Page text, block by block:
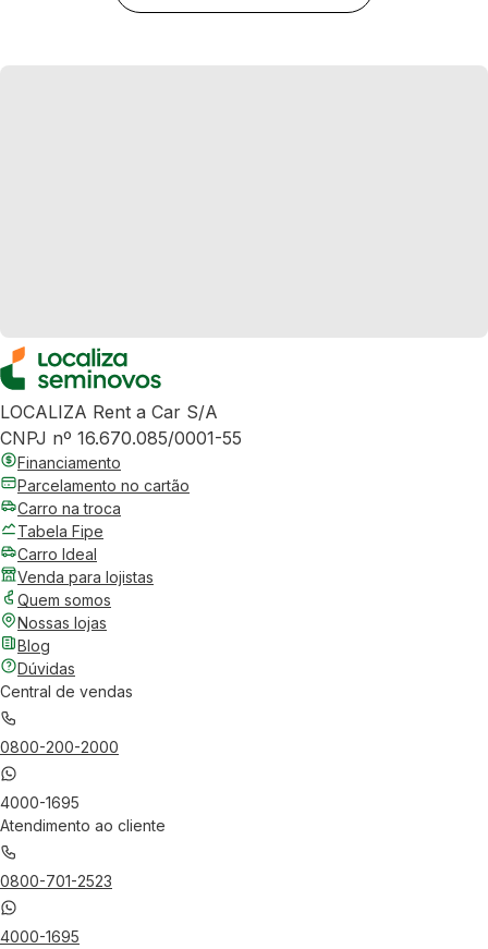
LOCALIZA Rent a Car S/A
CNPJ nº 16.670.085/0001-55
Financiamento
Parcelamento no cartão
Carro na troca
Tabela Fipe
Carro Ideal
Venda para lojistas
Quem somos
Nossas lojas
Blog
Dúvidas
Central de vendas
0800-200-2000
4000-1695
Atendimento ao cliente
0800-701-2523
4000-1695